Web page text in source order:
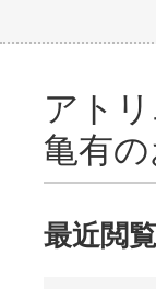
アト
亀有
最近閲